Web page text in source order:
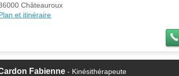
Châteauroux
et itinéraire
Fabienne - Kinésithérapeute